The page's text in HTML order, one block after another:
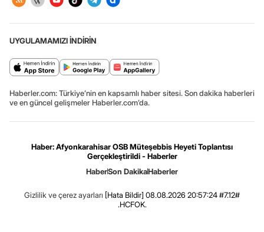
UYGULAMAMIZI İNDİRİN
Haberler.com: Türkiye’nin en kapsamlı haber sitesi. Son dakika haberleri
ve en güncel gelişmeler Haberler.com’da.
Haber: Afyonkarahisar OSB Müteşebbis Heyeti Toplantısı
Gerçekleştirildi - Haberler
HaberSon DakikaHaberler
Gizlilik ve çerez ayarları [Hata Bildir] 08.08.2026 20:57:24 #7.12#
.HCFOK.